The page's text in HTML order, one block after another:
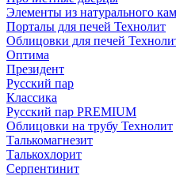
Элементы из натурального
Порталы для печей Технолит
Облицовки для печей
Оптима
Президент
Русский пар
Классика
Русский пар PREMIUM
Облицовки на трубу Технолит
Талькомагнезит
Талькохлорит
Серпентинит